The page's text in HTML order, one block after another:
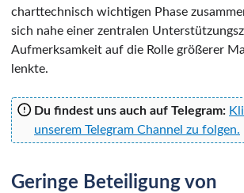
charttechnisch wichtigen Phase
sich nahe einer zentralen
Aufmerksamkeit auf die Rolle größerer
lenkte.
Du findest uns auch auf Telegram:
unserem Telegram Channel zu folgen.
Geringe Beteiligung von